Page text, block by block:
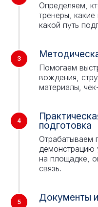
Определяем,
тренеры,
какой путь
Помогаем
вождения,
материалы,
подготовка
Отрабатываем
демонстрацию
на площадке,
связь.
Документы